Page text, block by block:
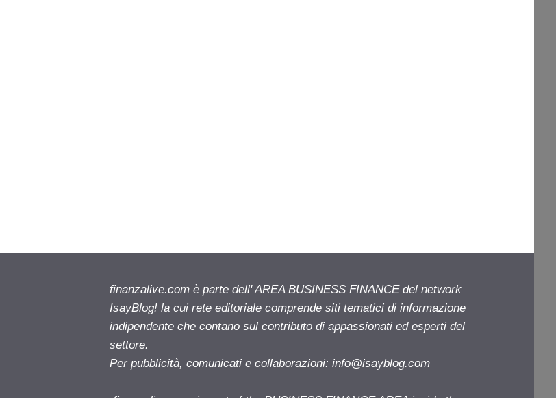
finanzalive.com è parte dell' AREA BUSINESS FINANCE del network
IsayBlog! la cui rete editoriale comprende siti tematici di informazione
indipendente che contano sul contributo di appassionati ed esperti del
settore.
Per pubblicità, comunicati e collaborazioni: info@isayblog.com